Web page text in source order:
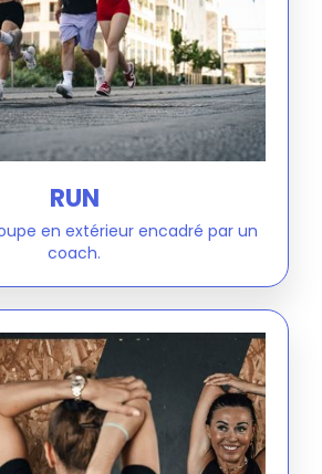
RUN
en extérieur encadré par un
coach.